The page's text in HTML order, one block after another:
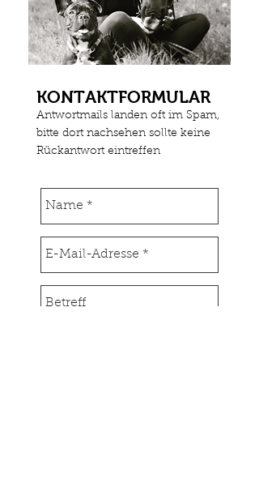
KONTAKTFORMULAR
Antwortmails landen oft im Spam,
bitte dort nachsehen sollte keine
Rückantwort eintreffen